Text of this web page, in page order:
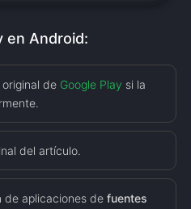
en Android:
de Google Play si la
del artículo.
aplicaciones de fuentes